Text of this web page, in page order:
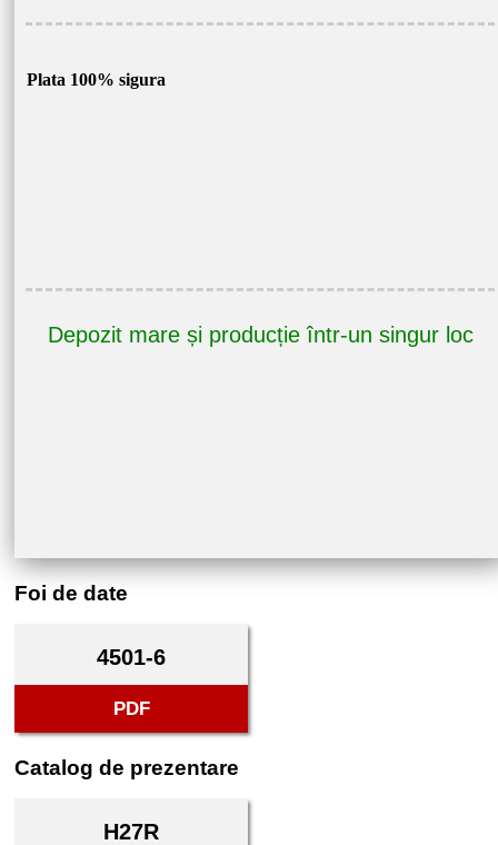
Plata 100% sigura
Depozit mare și producție într-un singur loc
Foi de date
4501-6
PDF
Catalog de prezentare
H27R